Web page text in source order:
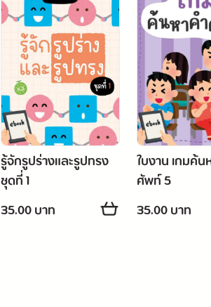
รู้จักรูปร่างและรูปทรง
ชุดที่ 1
35.00 บาท
ใบงาน เกมค้น
ศัพท์ 5
35.00 บาท